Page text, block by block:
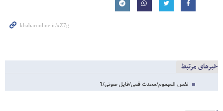
خبرهای مرتبط
نفس المهموم/محدث قمی/فایل صوتی/1